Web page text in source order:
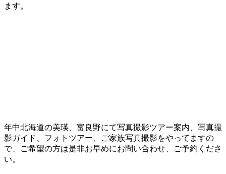
ます。
年中北海道の美瑛、富良野にて写真撮影ツアー案内、写真撮
影ガイド、フォトツアー、ご家族写真撮影をやってますの
で、ご希望の方は是非お早めにお問い合わせ、ご予約くださ
い。